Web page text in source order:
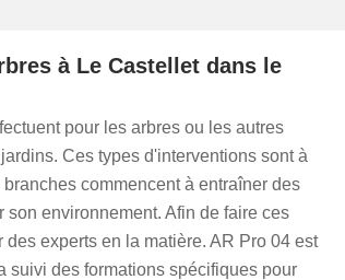
à Le Castellet dans le
pour les arbres ou les autres
Ces types d'interventions sont à
commencent à entraîner des
son environnement. Afin de faire ces
experts en la matière. AR Pro 04 est
suivi des formations spécifiques pour